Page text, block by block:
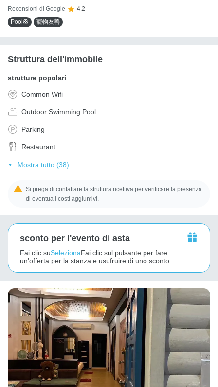
Recensioni di Google
4.2
Pool🛟
寵物友善
Struttura dell'immobile
strutture popolari
Common Wifi
Outdoor Swimming Pool
Parking
Restaurant
Mostra tutto (38)
Si prega di contattare la struttura ricettiva per verificare la presenza
di eventuali costi aggiuntivi.
sconto per l'evento di asta
Fai clic suSelezionaFai clic sul pulsante per fare
un'offerta per la stanza e usufruire di uno sconto.